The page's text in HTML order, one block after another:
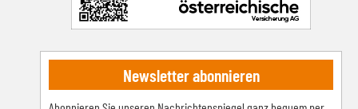
Newsletter abonnieren